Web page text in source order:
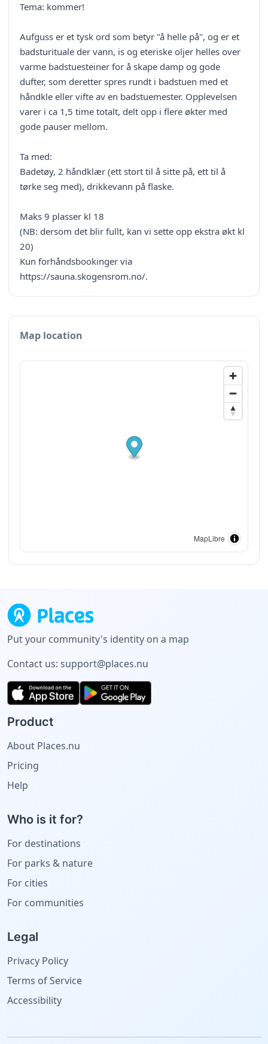
Tema: kommer!
Aufguss er et tysk ord som betyr "å helle på", og er et
badsturituale der vann, is og eteriske oljer helles over
varme badstuesteiner for å skape damp og gode
dufter, som deretter spres rundt i badstuen med et
håndkle eller vifte av en badstuemester. Opplevelsen
varer i ca 1,5 time totalt, delt opp i flere økter med
gode pauser mellom.
Ta med:
Badetøy, 2 håndklær (ett stort til å sitte på, ett til å
tørke seg med), drikkevann på flaske.
Maks 9 plasser kl 18
(NB: dersom det blir fullt, kan vi sette opp ekstra økt kl
20)
Kun forhåndsbookinger via
https://sauna.skogensrom.no/.
Map location
MapLibre
Put your community's identity on a map
Contact us: support@places.nu
Product
About Places.nu
Pricing
Help
Who is it for?
For destinations
For parks & nature
For cities
For communities
Legal
Privacy Policy
Terms of Service
Accessibility